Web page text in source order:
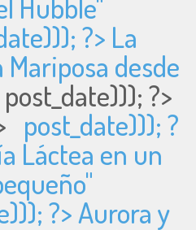
Hubble"
?> La
desde
post_date))); ?>
post_date))); ?
Láctea en un
?> Aurora y